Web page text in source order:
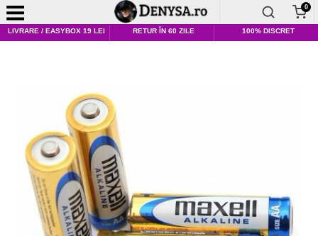
0
LIVRARE / EASYBOX 19 LEI RETUR ÎN 60 ZILE 100% DISCRET